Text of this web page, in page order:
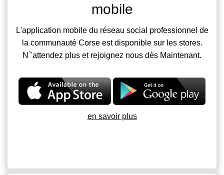
mobile
L'application mobile du réseau social professionnel de
la communauté Corse est disponible sur les stores.
N`'attendez plus et rejoignez nous dès Maintenant.
en savoir plus